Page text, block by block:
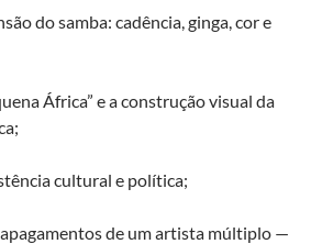
do samba: cadência, ginga, cor e
África” e a construção visual da
cultural e política;
de um artista múltiplo —